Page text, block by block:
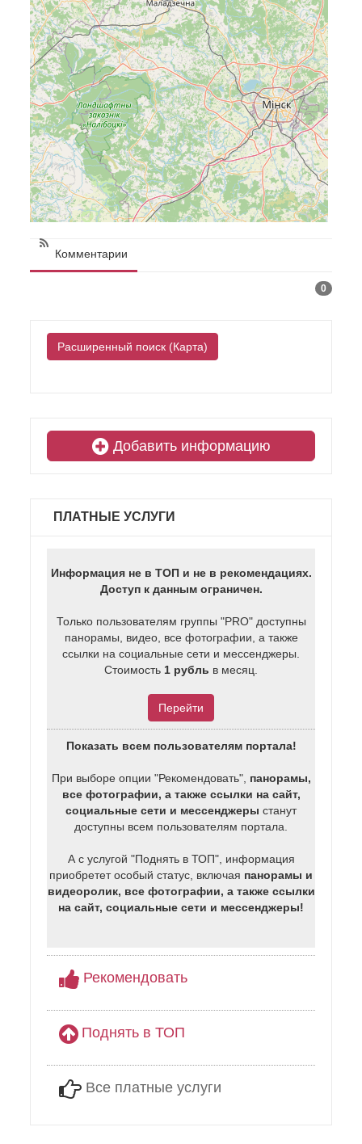
Комментарии
0
Расширенный поиск (Карта)
Добавить информацию
ПЛАТНЫЕ УСЛУГИ
Информация не в ТОП и не в рекомендациях.
Доступ к данным ограничен.
Только пользователям группы "PRO" доступны
панорамы, видео, все фотографии, а также
ссылки на социальные сети и мессенджеры.
Стоимость 1 рубль в месяц.
Перейти
Показать всем пользователям портала!
При выборе опции "Рекомендовать", панорамы,
все фотографии, а также ссылки на сайт,
социальные сети и мессенджеры станут
доступны всем пользователям портала.
А с услугой "Поднять в ТОП", информация
приобретет особый статус, включая панорамы и
видеоролик, все фотографии, а также ссылки
на сайт, социальные сети и мессенджеры!
Рекомендовать
Поднять в ТОП
Все платные услуги